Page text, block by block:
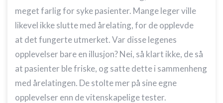
meget farlig for syke pasienter. Mange leger ville
likevel ikke slutte med årelating, for de opplevde
at det fungerte utmerket. Var disse legenes
opplevelser bare en illusjon? Nei, så klart ikke, de så
at pasienter ble friske, og satte dette i sammenheng
med årelatingen. De stolte mer på sine egne
opplevelser enn de vitenskapelige tester.